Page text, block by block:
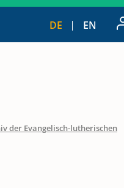
DE EN
der Evangelisch-lutherischen